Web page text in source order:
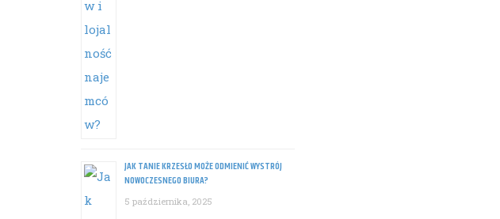
JAK TANIE KRZESŁO MOŻE ODMIENIĆ WYSTRÓJ
NOWOCZESNEGO BIURA?
5 października, 2025